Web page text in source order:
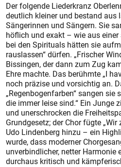
Der folgende Liederkranz
deutlich kleiner und bestand aus
Sängerinnen und Sängern. Sie
höflich und exakt – wie aus
bei den Spirituals hätten sie
rauslassen“ dürfen. „Frischer
Bissingen, der dann zum Zug
Ehre machte. Das berühmte „I
noch präzise und vorsichtig an.
„Regenbogenfarben“ sangen sie
die immer leise sind.“ Ein Junge
und unerschrocken die
Grundgesetz; der Chor fügte „Wir
Udo Lindenberg hinzu – ein
wurde, dass moderner
unverbindlicher, netter Harmonie
durchaus kritisch und